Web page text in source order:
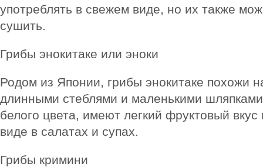
употреблять в свежем виде, но их также
сушить.
Грибы энокитаке или эноки
Родом из Японии, грибы энокитаке похожи
длинными стеблями и маленькими
белого цвета, имеют легкий фруктовый
виде в салатах и супах.
Грибы кримини